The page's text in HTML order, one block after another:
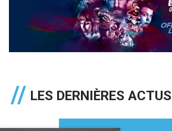
LES DERNIÈRES ACTUS